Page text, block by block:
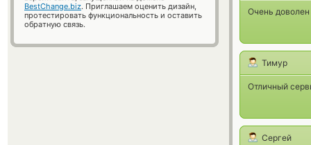
Очень
Тимур
Отличный
Сергей
BestChange.biz. Приглашаем оценить дизайн,
протестировать функциональность и оставить
обратную связь.